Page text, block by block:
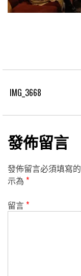
IMG_3668
發佈留言
發佈留言必須填寫
示為 *
留言*